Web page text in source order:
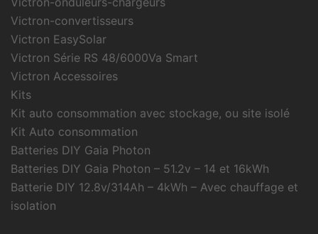
Victron-convertisseurs
Victron EasySolar
Victron Série RS 48/6000Va Smart
Victron Accessoires
Kits
Kit auto consommation avec stockage, ou site isolé
Kit Auto consommation
Batteries DIY Gaia Photon
Batteries DIY Gaia Photon – 51.2v – 14 et 16kWh
Batterie DIY 12.8v/314Ah – 4kWh – Avec chauffage et
isolation